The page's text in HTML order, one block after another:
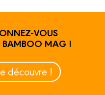
VOUS
BAMBOO MAG !
découvre !